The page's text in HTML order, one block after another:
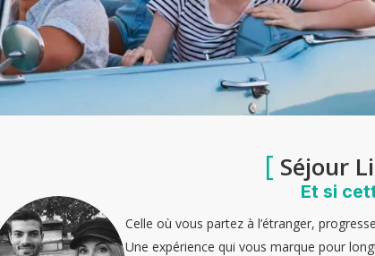
[ Séjour
Et si
Celle où vous partez à l’étranger,
Une expérience qui vous marque pour